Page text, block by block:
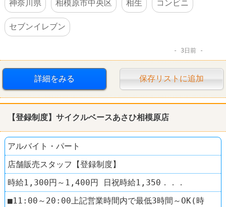
神奈川県 相模原市中央区 相生 コンビニ
セブンイレブン
3日前
詳細をみる 保存リストに追加
【登録制度】サイクルベースあさひ相模原店
アルバイト・パート
店舗販売スタッフ【登録制度】
時給1,300円～1,400円 日祝時給1,350．．．
■11:00～20:00上記営業時間内で最低3時間～OK(時